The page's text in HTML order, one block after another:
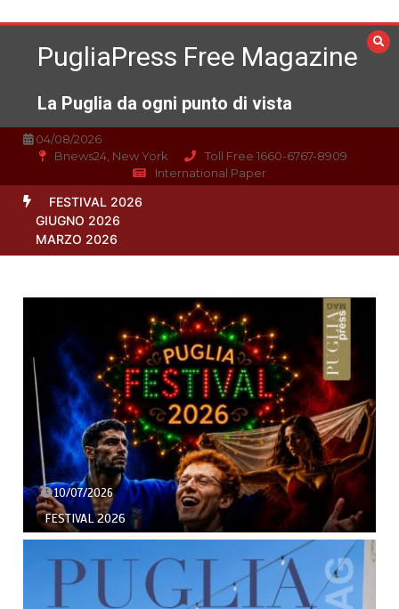
al
contenutoPugliaPress Free Magazine
La Puglia da ogni punto di vista
04/08/2026
Bnews24, New York
Toll Free 1660-6767-8909
International Paper
FESTIVAL 2026
GIUGNO 2026
MARZO 2026
10/07/2026
FESTIVAL 2026